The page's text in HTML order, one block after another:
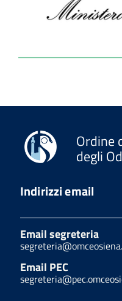
Ordine
degli
Indirizzi email
Email segreteria
Email PEC